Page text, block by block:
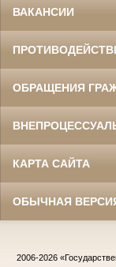
ВАКАНСИИ
ОБРАЩЕНИЯ
КАРТА САЙТА
ОБЫЧНАЯ
2006-2026